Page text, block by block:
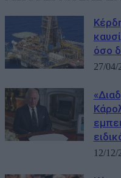
όσο
27/04/
12/12/